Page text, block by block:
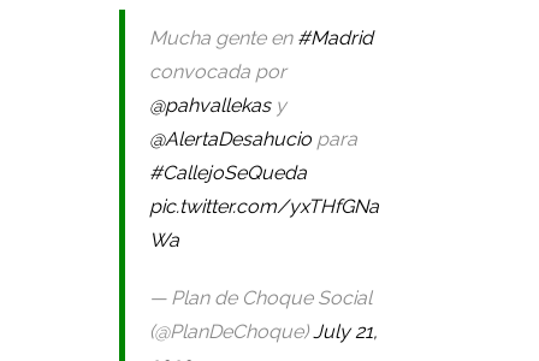
Mucha gente en #Madrid
convocada por
@pahvallekasy
@AlertaDesahucio para
#CallejoSeQueda
pic.twitter.com/yxTHfGNa
Wa
— Plan de Choque Social
(@PlanDeChoque)July 21,